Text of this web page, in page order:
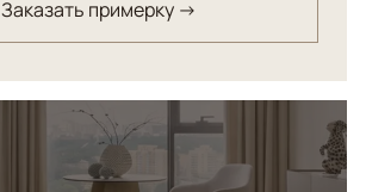
Заказать примерку →